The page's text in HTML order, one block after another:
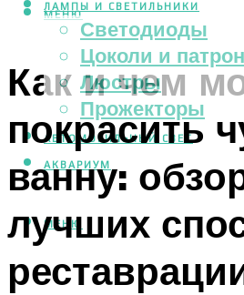
ЛАМПЫ И СВЕТИЛЬНИКИ
Светодиоды
Цоколи и
Люстры
Прожекторы
АВТОМОБИЛЬНЫЙ СВЕТ
АКВАРИУМ
МЕНЮ
МЕНЮ
Как и чем
покрасить
ванну:
лучших